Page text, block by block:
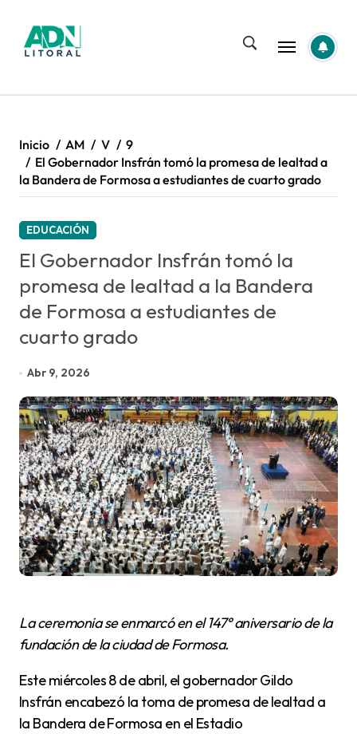
contenido
Inicio AM V
9
El Gobernador Insfrán tomó la promesa de lealtad a
la Bandera de Formosa a estudiantes de cuarto grado
EDUCACIÓN
El Gobernador Insfrán tomó la
promesa de lealtad a la Bandera
de Formosa a estudiantes de
cuarto grado
Abr 9, 2026
La ceremonia se enmarcó en el 147° aniversario de la
fundación de la ciudad de Formosa.
Este miércoles 8 de abril, el gobernador Gildo
Insfrán encabezó la toma de promesa de lealtad a
la Bandera de Formosa en el Estadio